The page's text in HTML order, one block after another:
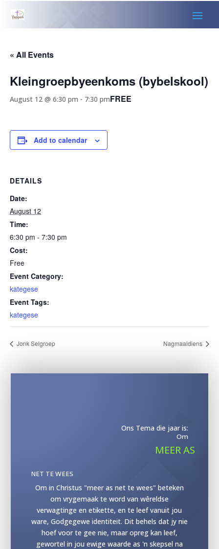
« All Events
Kleingroepbyeenkoms (bybelskool)
August 12 @ 6:30 pm - 7:30 pmFREE
Add to calendar
DETAILS
Date:
August 12
Time:
6:30 pm - 7:30 pm
Cost:
Free
Event Category:
kategese
Event Tags:
kategese
Jonk Selgroep Nagmaaldiens
Ons Tema die jaar is:
Om
MEER AS
NET TE WEES
Om in Christus "meer as net te wees" beteken
om vrygemaak te word van wêreldse
verwagtinge en etikette, en te leef vanuit jou
ware, Godgegewe identiteit. Dit behels dat jy nie
hoef voor te gee nie, maar opreg kan leef,
gewortel in jou ewige waarde as 'n skepsel na